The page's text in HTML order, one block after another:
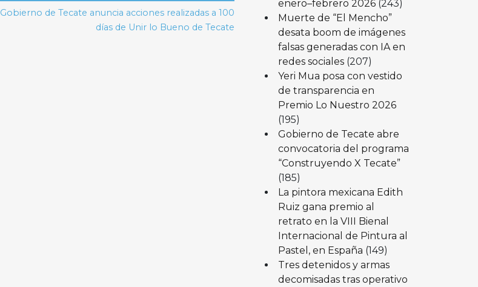
Gobierno de Tecate anuncia acciones realizadas a 100
días de Unir lo Bueno de Tecate
enero–febrero 2026 (243)
Muerte de “El Mencho”
desata boom de imágenes
falsas generadas con IA en
redes sociales (207)
Yeri Mua posa con vestido
de transparencia en
Premio Lo Nuestro 2026
(195)
Gobierno de Tecate abre
convocatoria del programa
“Construyendo X Tecate”
(185)
La pintora mexicana Edith
Ruiz gana premio al
retrato en la VIII Bienal
Internacional de Pintura al
Pastel, en España (149)
Tres detenidos y armas
decomisadas tras operativo